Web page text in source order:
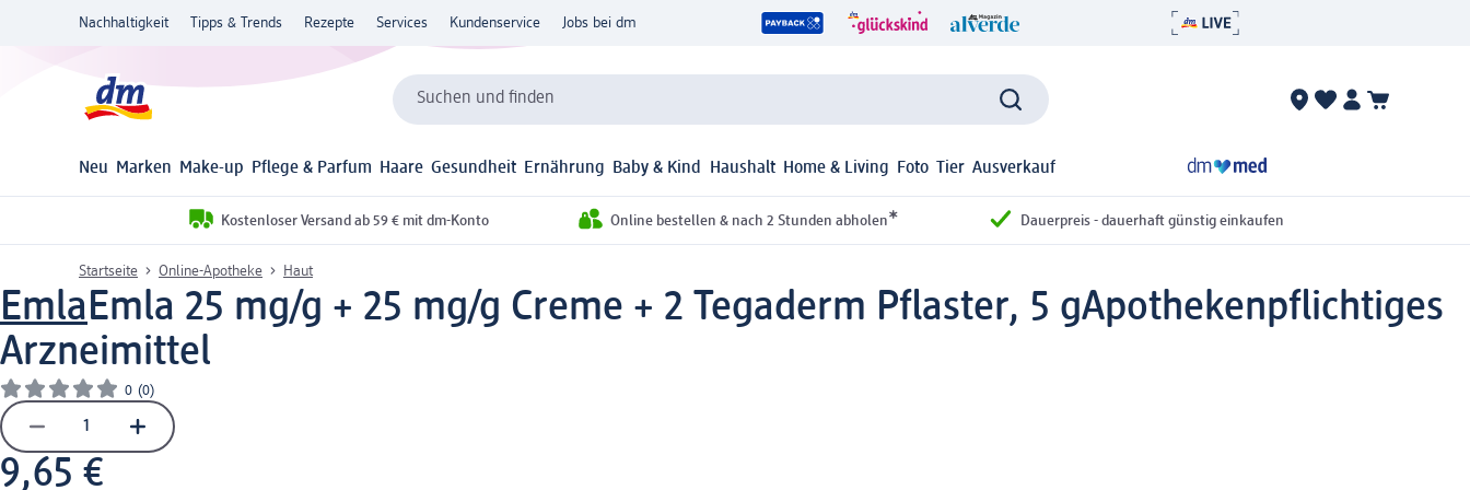
Nachhaltigkeit Tipps & Trends Rezepte Services Kundenservice Jobs bei dm
Suchen und finden
Neu Marken Make-up Pflege & Parfum Haare Gesundheit Ernährung Baby & Kind Haushalt Home & Living Foto Tier Ausverkauf
Kostenloser Versand ab 59 € mit dm-Konto Online bestellen & nach 2 Stunden abholen* Dauerpreis - dauerhaft günstig einkaufen
Startseite Online-Apotheke Haut
EmlaEmla 25 mg/g + 25 mg/g Creme + 2 Tegaderm Pflaster, 5 gApothekenpflichtiges
Arzneimittel
0 (0)
9,65 €